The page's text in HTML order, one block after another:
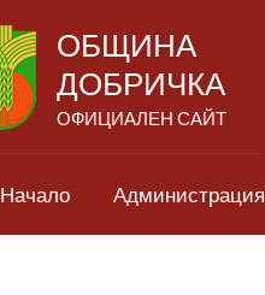
ОБЩИНА
ДОБРИЧКА
ОФИЦИАЛЕН САЙТ
Начало Администрация